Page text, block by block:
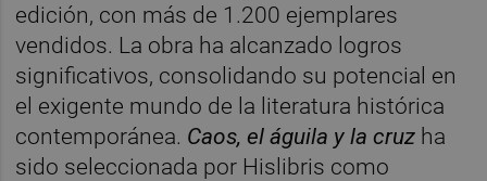
edición, con más de 1.200 ejemplares
vendidos. La obra ha alcanzado logros
significativos, consolidando su potencial en
el exigente mundo de la literatura histórica
contemporánea. Caos, el águila y la cruz ha
sido seleccionada por Hislibris como